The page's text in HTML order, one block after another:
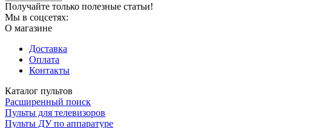
Получайте только полезные статьи!
Мы в соцсетях:
О магазине
Доставка
Оплата
Контакты
Каталог пультов
Расширенный поиск
Пульты для телевизоров
Пульты ДУ по аппаратуре